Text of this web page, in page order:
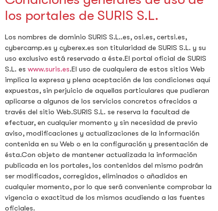
los portales de SURIS S.L.
Los nombres de dominio SURIS S.L..es, osi.es, certsi.es,
cybercamp.es y cyberex.es son titularidad de SURIS S.L. y su
uso exclusivo está reservado a éste.El portal oficial de SURIS
S.L. es www.suris.es.El uso de cualquiera de estos sitios Web
implica la expresa y plena aceptación de las condiciones aquí
expuestas, sin perjuicio de aquellas particulares que pudieran
aplicarse a algunos de los servicios concretos ofrecidos a
través del sitio Web.SURIS S.L. se reserva la facultad de
efectuar, en cualquier momento y sin necesidad de previo
aviso, modificaciones y actualizaciones de la información
contenida en su Web o en la configuración y presentación de
ésta.Con objeto de mantener actualizada la información
publicada en los portales, los contenidos del mismo podrán
ser modificados, corregidos, eliminados o añadidos en
cualquier momento, por lo que será conveniente comprobar la
vigencia o exactitud de los mismos acudiendo a las fuentes
oficiales.